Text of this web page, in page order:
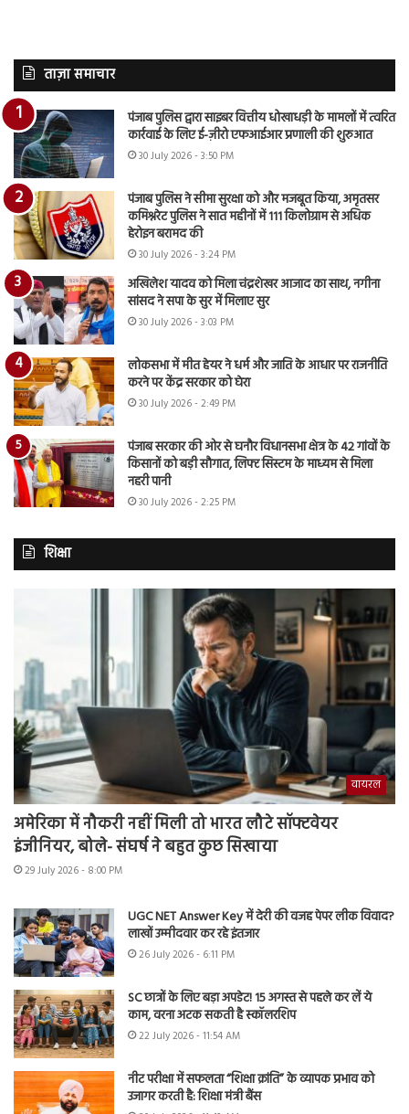
ताज़ा समाचार
पंजाब पुलिस द्वारा साइबर वित्तीय धोखाधड़ी के मामलों में त्वरित
कार्रवाई के लिए ई-ज़ीरो एफआईआर प्रणाली की शुरुआत
30 July 2026 - 3:50 PM
पंजाब पुलिस ने सीमा सुरक्षा को और मजबूत किया, अमृतसर
कमिश्नरेट पुलिस ने सात महीनों में 111 किलोग्राम से अधिक
हेरोइन बरामद की
30 July 2026 - 3:24 PM
अखिलेश यादव को मिला चंद्रशेखर आजाद का साथ, नगीना
सांसद ने सपा के सुर में मिलाए सुर
30 July 2026 - 3:03 PM
लोकसभा में मीत हेयर ने धर्म और जाति के आधार पर राजनीति
करने पर केंद्र सरकार को घेरा
30 July 2026 - 2:49 PM
पंजाब सरकार की ओर से घनौर विधानसभा क्षेत्र के 42 गांवों के
किसानों को बड़ी सौगात, लिफ्ट सिस्टम के माध्यम से मिला
नहरी पानी
30 July 2026 - 2:25 PM
शिक्षा
वायरल
अमेरिका में नौकरी नहीं मिली तो भारत लौटे सॉफ्टवेयर
इंजीनियर, बोले- संघर्ष ने बहुत कुछ सिखाया
29 July 2026 - 8:00 PM
UGC NET Answer Key में देरी की वजह पेपर लीक विवाद?
लाखों उम्मीदवार कर रहे इंतजार
26 July 2026 - 6:11 PM
SC छात्रों के लिए बड़ा अपडेट! 15 अगस्त से पहले कर लें ये
काम, वरना अटक सकती है स्कॉलरशिप
22 July 2026 - 11:54 AM
नीट परीक्षा में सफलता “शिक्षा क्रांति” के व्यापक प्रभाव को
उजागर करती है: शिक्षा मंत्री बैंस